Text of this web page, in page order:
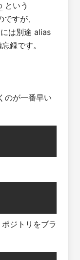
という
すが、
は別途 alias
録です。
のが一番早い
ジトリをブラ